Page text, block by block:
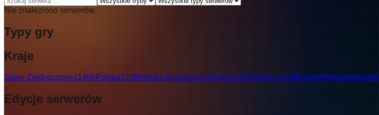
Nie znaleziono serwerów.
Typy gry
Kraje
Stany Zjednoczone11466Polska2239Wielka Brytania1479Turcja1353Niemcy1058 Indie880 Indonezja688
Edycje serwerów